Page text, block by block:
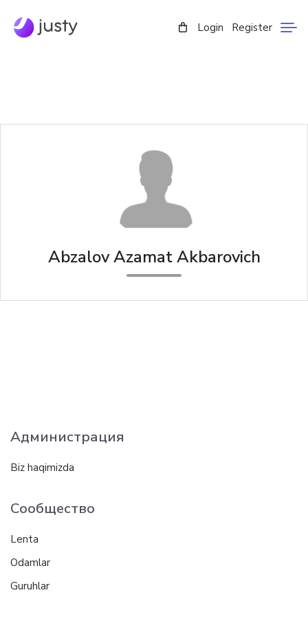
Login Register
Abzalov Azamat Akbarovich
Администрация
Biz haqimizda
Сообщество
Lenta
Odamlar
Guruhlar